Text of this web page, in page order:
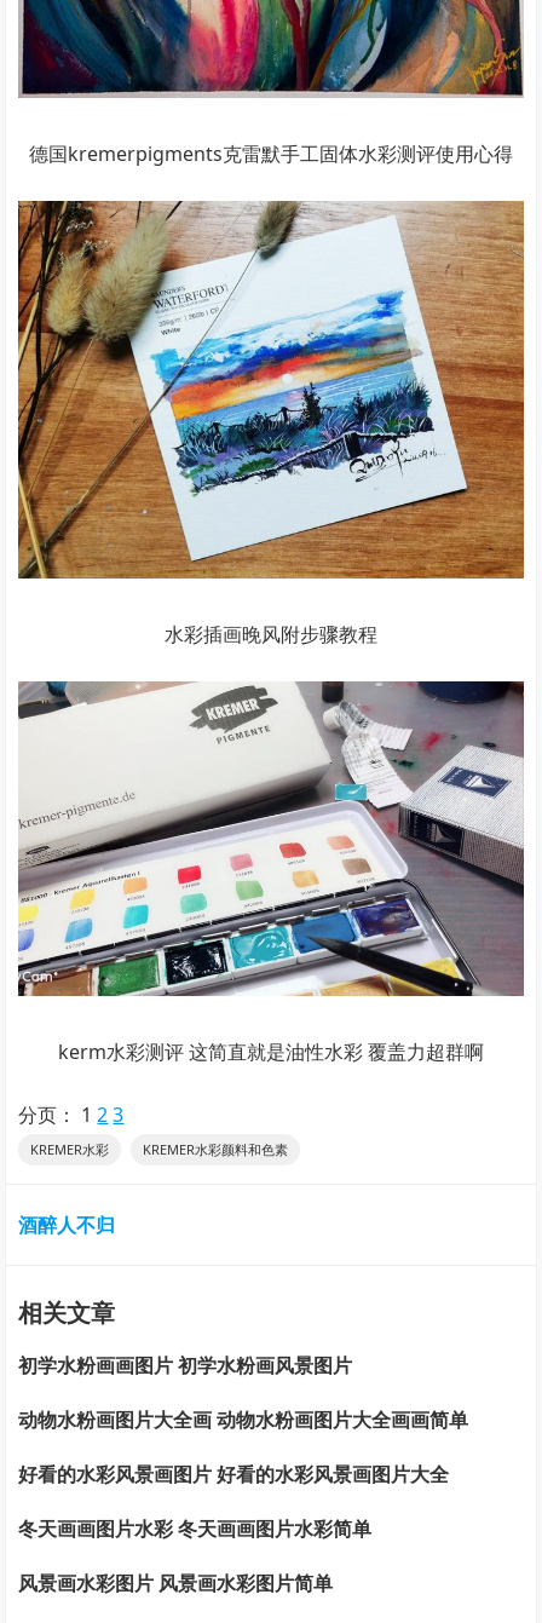
德国kremerpigments克雷默手工固体水彩测评使用心得
水彩插画晚风附步骤教程
kerm水彩测评 这简直就是油性水彩 覆盖力超群啊
分页： 1 2 3
KREMER水彩 KREMER水彩颜料和色素
酒醉人不归
相关文章
初学水粉画画图片 初学水粉画风景图片
动物水粉画图片大全画 动物水粉画图片大全画画简单
好看的水彩风景画图片 好看的水彩风景画图片大全
冬天画画图片水彩 冬天画画图片水彩简单
风景画水彩图片 风景画水彩图片简单